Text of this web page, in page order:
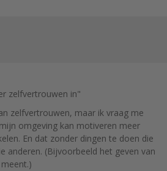
zelfvertrouwen in"
zelfvertrouwen, maar ik vraag me
omgeving kan motiveren meer
En dat zonder dingen te doen die
anderen. (Bijvoorbeeld het geven van